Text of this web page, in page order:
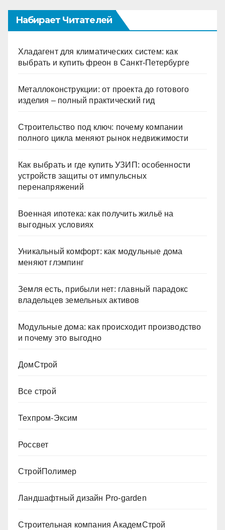
Набирает Читателей
Хладагент для климатических систем: как
выбрать и купить фреон в Санкт-Петербурге
Металлоконструкции: от проекта до готового
изделия – полный практический гид
Строительство под ключ: почему компании
полного цикла меняют рынок недвижимости
Как выбрать и где купить УЗИП: особенности
устройств защиты от импульсных
перенапряжений
Военная ипотека: как получить жильё на
выгодных условиях
Уникальный комфорт: как модульные дома
меняют глэмпинг
Земля есть, прибыли нет: главный парадокс
владельцев земельных активов
Модульные дома: как происходит производство
и почему это выгодно
ДомСтрой
Все строй
Техпром-Эксим
Россвет
СтройПолимер
Ландшафтный дизайн Pro-garden
Строительная компания АкадемСтрой